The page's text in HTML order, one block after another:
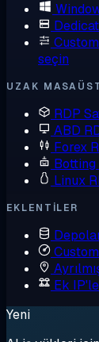
seçin
UZAK
RDP
ABD
Forex
Botting
Linux
EKLENTILER
Ek
Yeni